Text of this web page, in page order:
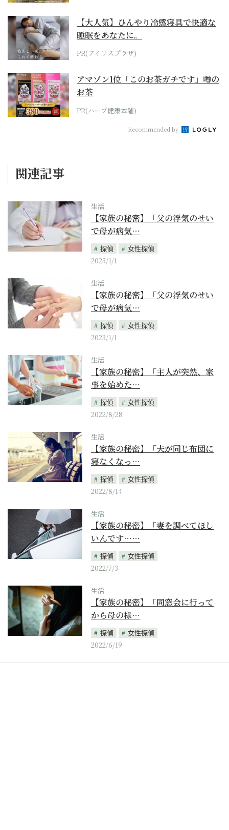
【大人気】ひんやり冷感寝具で快適な
睡眠をあなたに。
PR(アイリスプラザ)
アマゾン1位「このお茶ガチです」噂の
お茶
PR(ハーブ健康本舗)
Recommended by
関連記事
生活
【家族の秘密】「父の浮気のせい
で母が病気…
探偵
女性探偵
2023/1/1
生活
【家族の秘密】「父の浮気のせい
で母が病気…
探偵
女性探偵
2023/1/1
生活
【家族の秘密】「主人が突然、家
事を始めた…
探偵
女性探偵
2022/8/28
生活
【家族の秘密】「夫が同じ布団に
寝なくなっ…
探偵
女性探偵
2022/8/14
生活
【家族の秘密】「妻を調べてほし
いんです……
探偵
女性探偵
2022/7/3
生活
【家族の秘密】「同窓会に行って
から母の様…
探偵
女性探偵
2022/6/19